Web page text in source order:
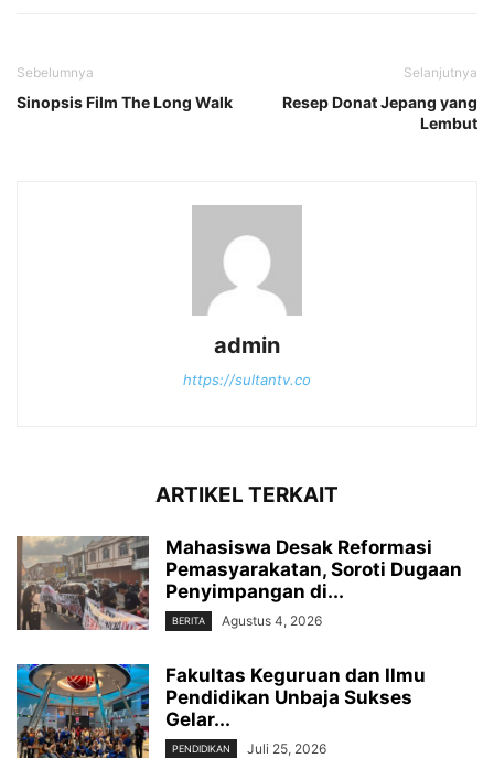
Sebelumnya
Sinopsis Film The Long Walk
Selanjutnya
Resep Donat Jepang yang
Lembut
admin
https://sultantv.co
ARTIKEL TERKAIT
Mahasiswa Desak Reformasi
Pemasyarakatan, Soroti Dugaan
Penyimpangan di...
BERITA Agustus 4, 2026
Fakultas Keguruan dan Ilmu
Pendidikan Unbaja Sukses
Gelar...
PENDIDIKAN Juli 25, 2026